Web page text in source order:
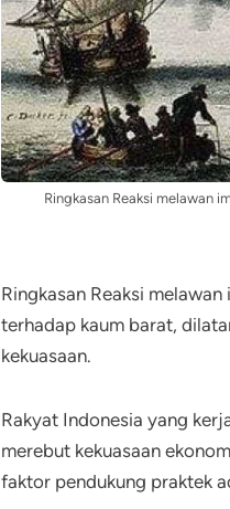
Ringkasan Reaksi melawan
Ringkasan Reaksi
terhadap kaum barat,
kekuasaan.
Rakyat Indonesia yang
merebut kekuasaan
faktor pendukung praktek